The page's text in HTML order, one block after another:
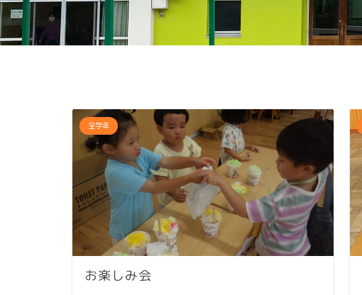
全学年
お楽しみ会